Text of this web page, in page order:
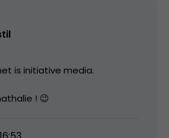
is initiative media.
! 😉